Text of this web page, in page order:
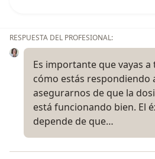
RESPUESTA DEL PROFESIONAL:
Es importante que vayas
cómo estás respondiendo
asegurarnos de que la
está funcionando bien. El
depende de que…